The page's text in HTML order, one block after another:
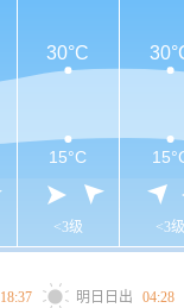
<3级 <3级
30°C
15°C
18:37 明日日出 04:28